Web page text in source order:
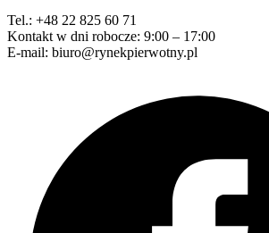
Tel.: +48 22 825 60 71
Kontakt w dni robocze: 9:00 – 17:00
E-mail: biuro@rynekpierwotny.pl